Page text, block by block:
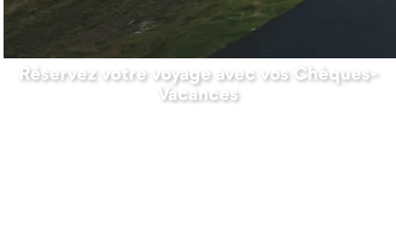
Réservez votre voyage avec vos Chèques-
Vacances